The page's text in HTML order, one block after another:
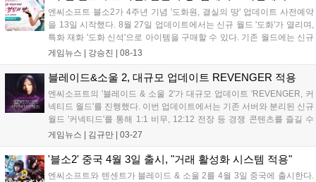
엔씨소프트 블소2가 4주년 기념 '도화원, 결실의 땅' 업데이트 사전예약
을 13일 시작했다. 8월 27일 업데이트에서는 신규 월드 '도화'가 열리며,
특화 재화 '도화 신석'으로 아이템을 구매할 수 있다. 기존 월드에는 신규
던전 '태동의 요람'과 보스 '풍독룡'이 추가된다. 모든 월드에 신규 귀중품
기념으로 TJ 쿠폰이 지급되며, 신규 및 복귀 이용자를 위한 성장 지원 이
벤트도 진행된다. 사전예약은 8월 26일까지 공식 홈페이지에서 진행된
다....
게임뉴스 | 강승진 | 08-13
블레이드&소울 2, 대규모 업데이트 REVENGER 적용
엔씨소프트의 '블레이드 & 소울 2'가 대규모 업데이트 'REVENGER, 커
넥티드 월드'를 진행했다. 이번 업데이트에서는 기존 서버와 분리된 신규
월드 '커넥티드'를 통해 1:1 비무, 12:12 전장 등 경쟁 콘텐츠를 즐길 수
있다. 신규 월드 특화 장비 '리미티드'가 추가되었으며, '소울 커넥트'를 통
05시 이전 강화 실패 아이템을 복구 가능한 'TJ 쿠폰'을 모든 이용자에게
지급한다....
게임뉴스 | 김규만 | 03-27
'블소2' 중국 4월 3일 출시, "거래 활성화 시스템 적용"
엔씨소프트와 텐센트가 블레이드 & 소울 2를 4월 3일 중국에 출시한다.